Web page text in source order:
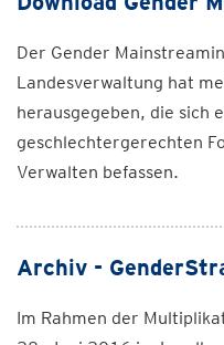
Der Gender
Landesverwaltung hat
herausgegeben, die sich
geschlechtergerechten
Verwalten befassen.
Archiv -
Im Rahmen der